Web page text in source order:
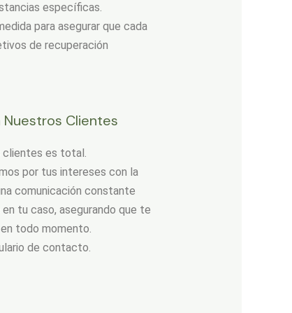
específicas.
para asegurar que cada
de recuperación
Clientes
clientes es total.
por tus intereses con la
comunicación constante
tu caso, asegurando que te
todo momento.
de contacto.